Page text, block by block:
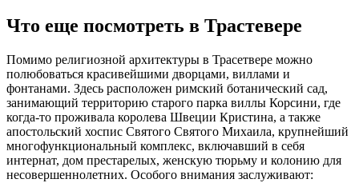
Что еще посмотреть в Трастевере
Помимо религиозной архитектуры в Трасетвере можно
полюбоваться красивейшими дворцами, виллами и
фонтанами. Здесь расположен римский ботанический сад,
занимающий территорию старого парка виллы Корсини, где
когда-то проживала королева Швеции Кристина, а также
апостольский хоспис Святого Святого Михаила, крупнейший
многофункциональный комплекс, включавший в себя
интернат, дом престарелых, женскую тюрьму и колонию для
несовершеннолетних. Особого внимания заслуживают: